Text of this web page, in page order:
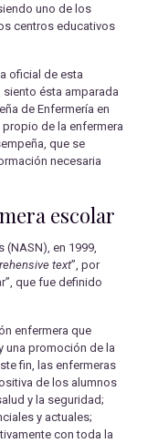
uno de los
centros educativos
oficial de esta
ésta amparada
de Enfermería en
propio de la enfermera
que se
necesaria
escolar
en 1999,
text”, por
que fue definido
enfermera que
una promoción de la
fin, las enfermeras
de los alumnos
y la seguridad;
y actuales;
con toda la